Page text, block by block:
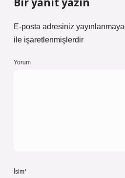
E-posta adresiniz
ile işaretlenmişlerdir
Yorum
İsim*